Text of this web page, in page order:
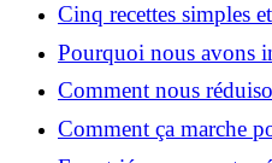
Cinq recettes simples
maison
Pourquoi nous avons
atelier et ce que cela
Comment nous
3 mois au lieu de 6?
Comment ça marche
même et nous confier le